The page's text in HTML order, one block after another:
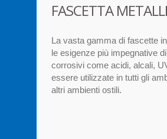
FASCETTA
La vasta gamma di fascette
le esigenze più impegnative
corrosivi come acidi, alcali,
essere utilizzate in tutti gli
altri ambienti ostili.